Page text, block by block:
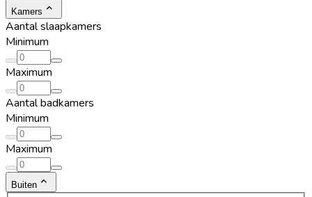
Kamers
Aantal slaapkamers
Minimum
Maximum
Aantal badkamers
Minimum
Maximum
Buiten